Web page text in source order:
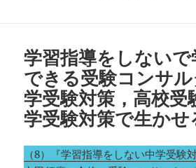
学習指導をしない
できる受験コンサ
学受験対策，高校受
学受験対策で生かせ
（8）『学習指導をしない中学受験